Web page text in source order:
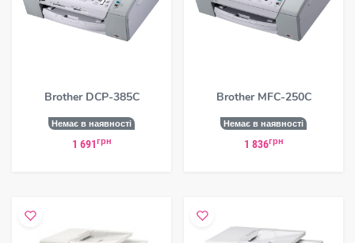
Brother DCP-385C
Немає в наявності
1 691грн
Brother MFC-250C
Немає в наявності
1 836грн